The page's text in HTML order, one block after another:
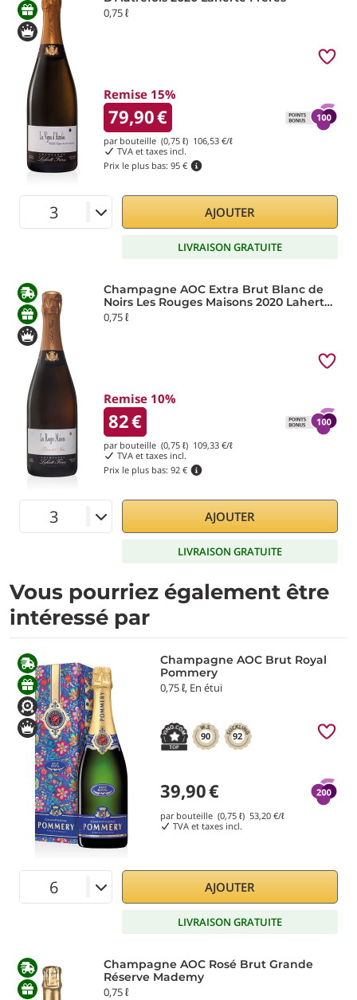
0,75 ℓ
Remise 15%
79,90€
par bouteille (0,75 ℓ) 106,53 €/ℓ
TVA et taxes incl.
Prix le plus bas: 95 €
AJOUTER
LIVRAISON GRATUITE
Champagne AOC Extra Brut Blanc de
Noirs Les Rouges Maisons 2020 Laherte
Frères
0,75 ℓ
Remise 10%
82€
par bouteille (0,75 ℓ) 109,33 €/ℓ
TVA et taxes incl.
Prix le plus bas: 92 €
AJOUTER
LIVRAISON GRATUITE
Vous pourriez également être
intéressé par
Champagne AOC Brut Royal
Pommery
0,75 ℓ, En étui
90 92
39,90€
par bouteille (0,75 ℓ) 53,20€/ℓ
TVA et taxes incl.
AJOUTER
LIVRAISON GRATUITE
Champagne AOC Rosé Brut Grande
Réserve Mademy
0,75 ℓ